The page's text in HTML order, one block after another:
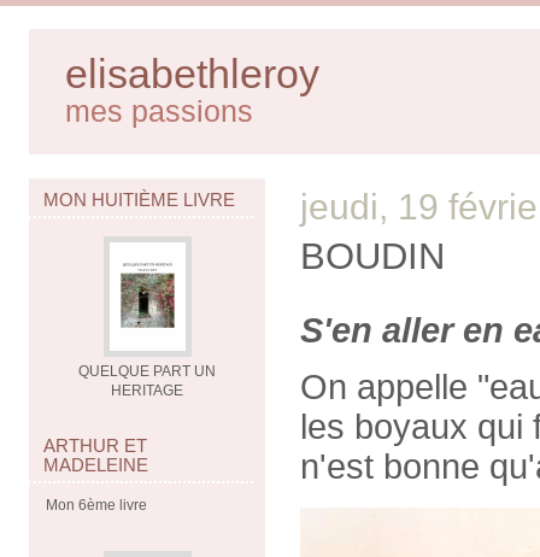
elisabethleroy
mes passions
MON HUITIÈME LIVRE
QUELQUE PART UN
HERITAGE
ARTHUR ET
MADELEINE
Mon 6ème livre
jeudi, 19
BOUDIN
S'en aller en
On appelle
les boyaux qui
n'est bonne